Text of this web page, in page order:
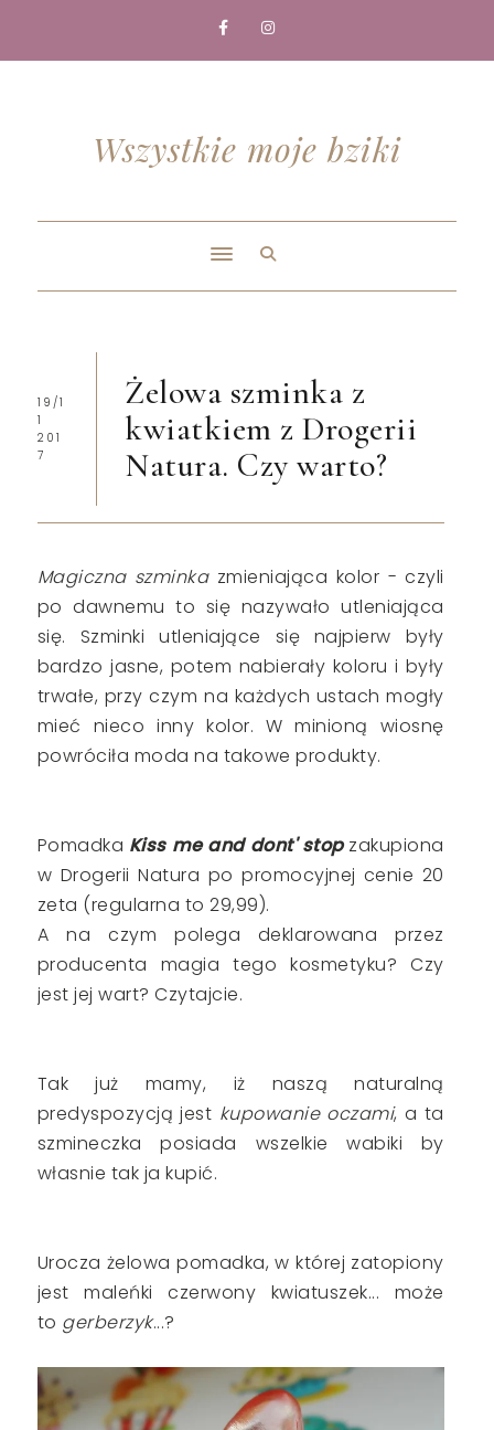
Wszystkie moje bziki
19/1
1
201
7
Żelowa szminka z
kwiatkiem z Drogerii
Natura. Czy warto?
Magiczna szminka zmieniająca kolor - czyli
po dawnemu to się nazywało utleniająca
się. Szminki utleniające się najpierw były
bardzo jasne, potem nabierały koloru i były
trwałe, przy czym na każdych ustach mogły
mieć nieco inny kolor. W minioną wiosnę
powróciła moda na takowe produkty.
Pomadka Kiss me and dont' stopzakupiona
w Drogerii Natura po promocyjnej cenie 20
zeta (regularna to 29,99).
A na czym polega deklarowana przez
producenta magia tego kosmetyku? Czy
jest jej wart? Czytajcie.
Tak już mamy, iż naszą naturalną
predyspozycją jest kupowanie oczami, a ta
szmineczka posiada wszelkie wabiki by
własnie tak ja kupić.
Urocza żelowa pomadka, w której zatopiony
jest maleńki czerwony kwiatuszek... może
to gerberzyk...?